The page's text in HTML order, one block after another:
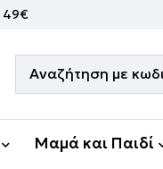
49€
Μαμά και Παιδί